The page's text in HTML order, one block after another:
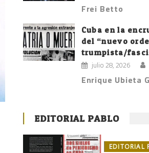
Frei Betto
Cuba en la
del “nuevo
trumpista/
julio 28, 2026
Enrique Ubieta
EDITORIAL PABLO
EDITORIAL